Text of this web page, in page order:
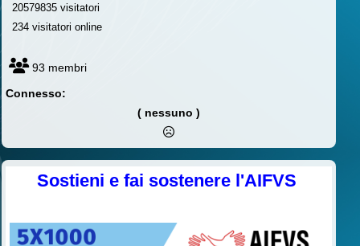
20579835 visitatori
234 visitatori online
93 membri
Connesso:
( nessuno )
Sostieni e fai sostenere l'AIFVS